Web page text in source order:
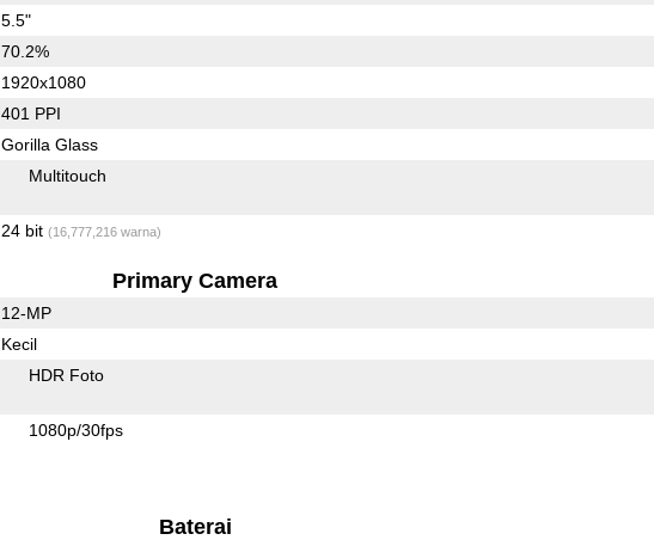
5.5"
70.2%
1920x1080
401 PPI
Gorilla Glass
Multitouch
24 bit (16,777,216 warna)
Primary Camera
12-MP
Kecil
HDR Foto
1080p/30fps
Baterai